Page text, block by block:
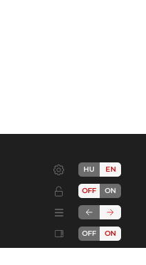
HU EN
OFF ON
OFF ON